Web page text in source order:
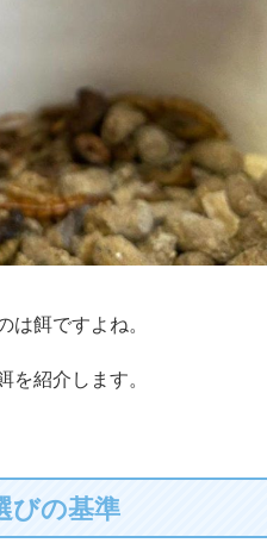
餌ですよね。
紹介します。
びの基準